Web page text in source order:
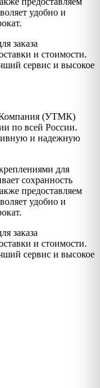
удобно и
заказа
и стоимости.
сервис и высокое
Компания (УТМК)
по всей России.
и надежную
для
сохранность
предоставляем
удобно и
заказа
и стоимости.
сервис и высокое